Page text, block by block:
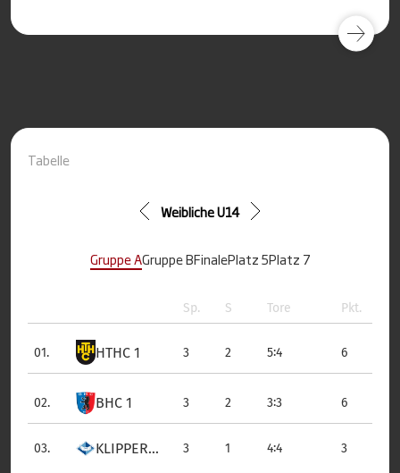
Tabelle
Weibliche U14
Gruppe AGruppe BFinalePlatz 5Platz 7
Sp. S Tore Pkt.
01. HTHC 1 3 2 5:4 6
02. BHC 1 3 2 3:3 6
03. KLIPPER... 3 1 4:4 3